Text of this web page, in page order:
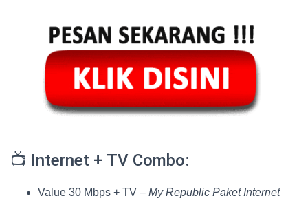
📺 Internet + TV Combo:
Value 30 Mbps + TV – My Republic Paket Internet